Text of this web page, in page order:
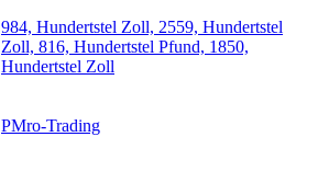
984, Hundertstel Zoll, 2559, Hundertstel
Zoll, 816, Hundertstel Pfund, 1850,
Hundertstel Zoll
PMro-Trading